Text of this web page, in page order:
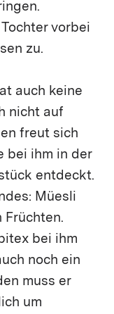
vorbei
zu.
auch keine
nicht auf
freut sich
bei ihm in der
entdeckt.
Müesli
bei ihm
noch ein
muss er
um